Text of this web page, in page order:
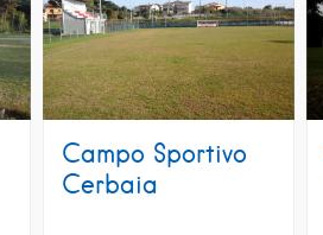
Campo Sportivo
Cerbaia